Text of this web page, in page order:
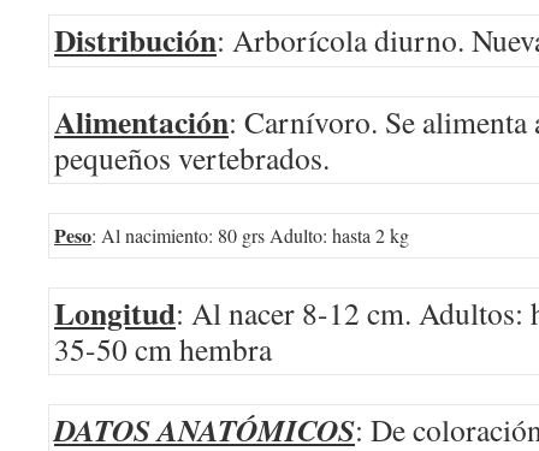
Distribución: Arborícola diurno.
Alimentación: Carnívoro. Se alimenta
pequeños vertebrados.
Peso: Al nacimiento: 80 grs Adulto: hasta 2 kg
Longitud: Al nacer 8-12 cm. Adultos:
35-50 cm hembra
DATOS ANATÓMICOS: De